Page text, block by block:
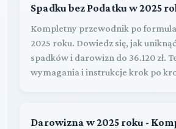
Spadku bez Podatku w 2025
Kompletny przewodnik po
2025 roku. Dowiedz się, jak
spadków i darowizn do 36.120 zł.
wymagania i instrukcje krok po
Darowizna w 2025 roku -